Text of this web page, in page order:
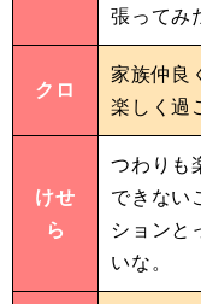
張ってみ
クロ
家族仲良
楽しく過
けせ
ら
つわりも
できない
ションと
いな。